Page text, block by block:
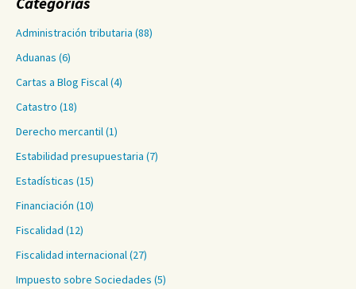
Administración tributaria (88)
Aduanas (6)
Cartas a Blog Fiscal(4)
Catastro (18)
Derecho mercantil(1)
Estabilidad presupuestaria (7)
Estadísticas (15)
Financiación (10)
Fiscalidad (12)
Fiscalidad internacional(27)
Impuesto sobre Sociedades (5)